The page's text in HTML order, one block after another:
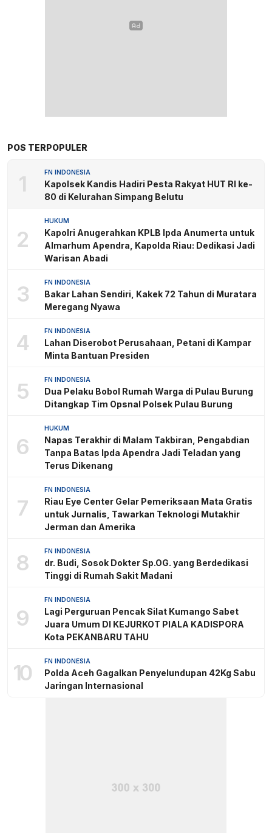
POS TERPOPULER
1 FN INDONESIA
Kapolsek Kandis Hadiri Pesta Rakyat HUT RI ke-
80 di Kelurahan Simpang Belutu
2
HUKUM
Kapolri Anugerahkan KPLB Ipda Anumerta untuk
Almarhum Apendra, Kapolda Riau: Dedikasi Jadi
Warisan Abadi
3 FN INDONESIA
Bakar Lahan Sendiri, Kakek 72 Tahun di Muratara
Meregang Nyawa
4 FN INDONESIA
Lahan Diserobot Perusahaan, Petani di Kampar
Minta Bantuan Presiden
5 FN INDONESIA
Dua Pelaku Bobol Rumah Warga di Pulau Burung
Ditangkap Tim Opsnal Polsek Pulau Burung
6
HUKUM
Napas Terakhir di Malam Takbiran, Pengabdian
Tanpa Batas Ipda Apendra Jadi Teladan yang
Terus Dikenang
7
FN INDONESIA
Riau Eye Center Gelar Pemeriksaan Mata Gratis
untuk Jurnalis, Tawarkan Teknologi Mutakhir
Jerman dan Amerika
8 FN INDONESIA
dr. Budi, Sosok Dokter Sp.OG. yang Berdedikasi
Tinggi di Rumah Sakit Madani
9
FN INDONESIA
Lagi Perguruan Pencak Silat Kumango Sabet
Juara Umum DI KEJURKOT PIALA KADISPORA
Kota PEKANBARU TAHU
10 FN INDONESIA
Polda Aceh Gagalkan Penyelundupan 42Kg Sabu
Jaringan Internasional